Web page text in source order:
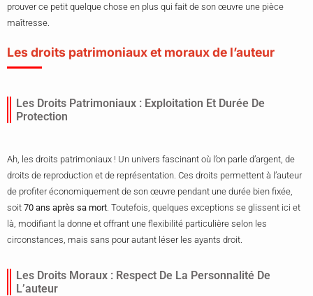
prouver ce petit quelque chose en plus qui fait de son œuvre une pièce
maîtresse.
Les droits patrimoniaux et moraux de l’auteur
Les Droits Patrimoniaux : Exploitation Et Durée De
Protection
Ah, les droits patrimoniaux ! Un univers fascinant où l’on parle d’argent, de
droits de reproduction et de représentation. Ces droits permettent à l’auteur
de profiter économiquement de son œuvre pendant une durée bien fixée,
soit 70 ans après sa mort . Toutefois, quelques exceptions se glissent ici et
là, modifiant la donne et offrant une flexibilité particulière selon les
circonstances, mais sans pour autant léser les ayants droit.
Les Droits Moraux : Respect De La Personnalité De
L’auteur